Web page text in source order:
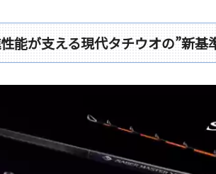
能が支える現代タチウオの”新基